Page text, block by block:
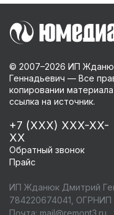
© 2007–2026 ИП
Геннадьевич — Все
копировании
ссылка на источник.
+7 (XXX) XXX-XX-
XX
Обратный звонок
Прайс
ИП Жданюк Дмитрий
784220674041, ОГРНИП